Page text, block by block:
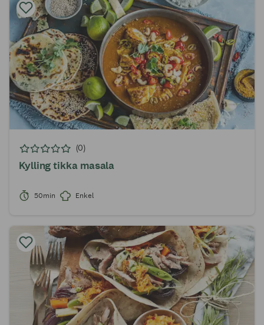
(0)
Kylling tikka masala
50min Enkel